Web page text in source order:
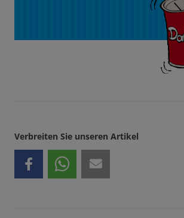
Verbreiten Sie unseren Artikel